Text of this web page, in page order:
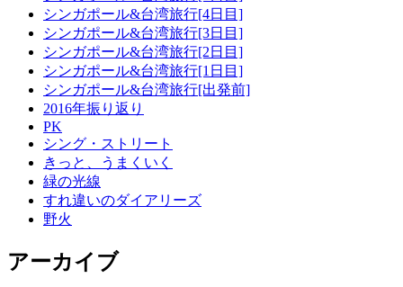
シンガポール&台湾旅行[4日目]
シンガポール&台湾旅行[3日目]
シンガポール&台湾旅行[2日目]
シンガポール&台湾旅行[1日目]
シンガポール&台湾旅行[出発前]
2016年振り返り
PK
シング・ストリート
きっと、うまくいく
緑の光線
すれ違いのダイアリーズ
野火
アーカイブ